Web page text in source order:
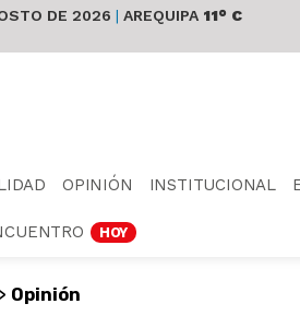
DE 2026 | AREQUIPA 11° C
OPINIÓN INSTITUCIONAL
HOY
Opinión